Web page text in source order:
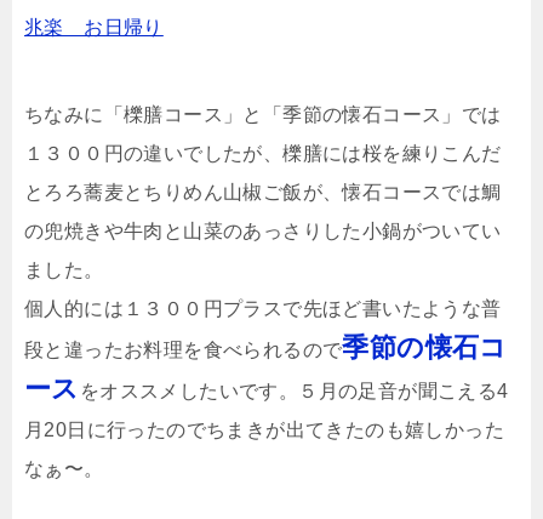
兆楽 お日帰り
ちなみに「櫟膳コース」と「季節の懐石コース」では
１３００円の違いでしたが、櫟膳には桜を練りこんだ
とろろ蕎麦とちりめん山椒ご飯が、懐石コースでは鯛
の兜焼きや牛肉と山菜のあっさりした小鍋がついてい
ました。
個人的には１３００円プラスで先ほど書いたような普
段と違ったお料理を食べられるので季節の懐石コ
ース をオススメしたいです。５月の足音が聞こえる4
月20日に行ったのでちまきが出てきたのも嬉しかった
なぁ〜。